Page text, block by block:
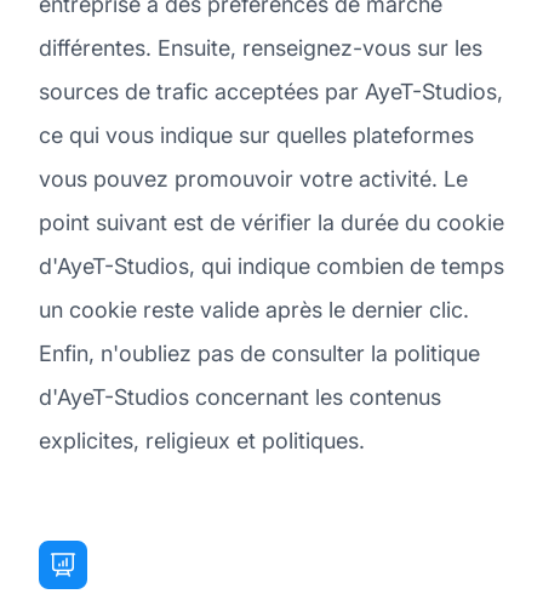
différentes. Ensuite, renseignez-vous sur les
sources de trafic acceptées par AyeT-Studios,
ce qui vous indique sur quelles plateformes
vous pouvez promouvoir votre activité. Le
point suivant est de vérifier la durée du cookie
d'AyeT-Studios, qui indique combien de temps
un cookie reste valide après le dernier clic.
Enfin, n'oubliez pas de consulter la politique
d'AyeT-Studios concernant les contenus
explicites, religieux et politiques.